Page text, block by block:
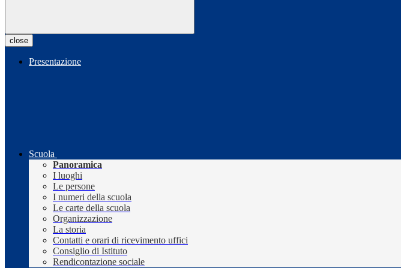
close
Presentazione
Scuola
Panoramica
I luoghi
Le persone
I numeri della scuola
Le carte della scuola
Organizzazione
La storia
Contatti e orari di ricevimento uffici
Consiglio di Istituto
Rendicontazione sociale